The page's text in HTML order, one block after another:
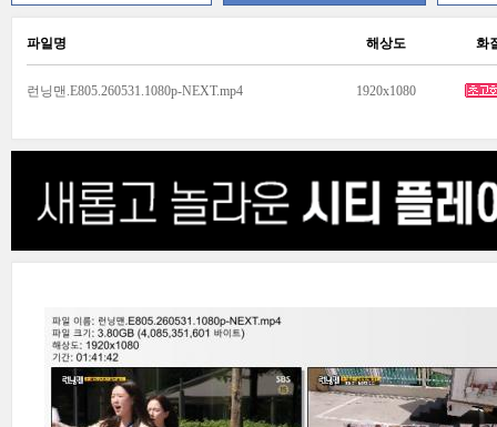
파일명 해상도 화
런닝맨.E805.260531.1080p-NEXT.mp4 1920x1080